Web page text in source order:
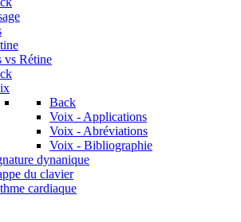
vs Rétine
Back
Voix - Applications
Voix - Abréviations
Voix - Bibliographie
dynanique
du clavier
cardiaque